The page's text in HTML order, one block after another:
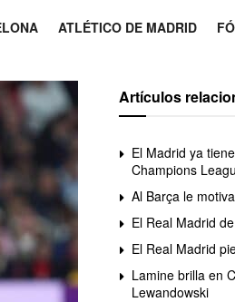
ATLÉTICO DE MADRID
Artículos
El Madrid ya
Champions
Al Barça le
El Real Madrid
El Real Madrid
Lamine brilla en
Lewandowski